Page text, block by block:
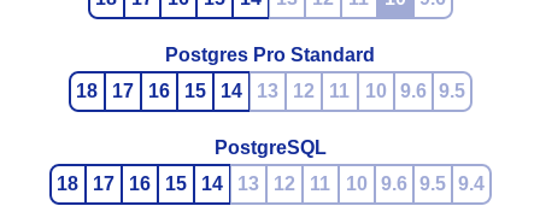
Postgres Pro Standard
18
17 16 15 14 13 12 11 10 9.6 9.5
PostgreSQL
18
17 16 15 14 13 12 11 10 9.6 9.5 9.4